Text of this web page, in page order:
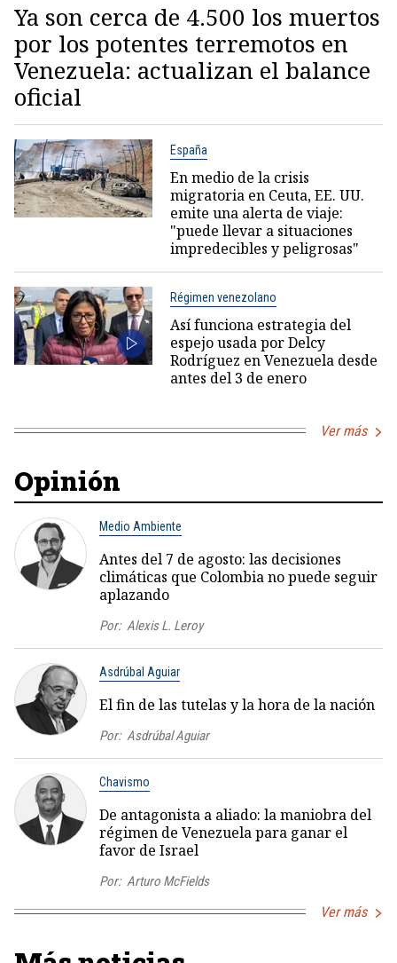
Ya son cerca de 4.500 los muertos
por los potentes terremotos en
Venezuela: actualizan el balance
oficial
España
En medio de la crisis
migratoria en Ceuta, EE. UU.
emite una alerta de viaje:
"puede llevar a situaciones
impredecibles y peligrosas"
Régimen venezolano
Así funciona estrategia del
espejo usada por Delcy
Rodríguez en Venezuela desde
antes del 3 de enero
Ver más
Opinión
Medio Ambiente
Antes del 7 de agosto: las decisiones
climáticas que Colombia no puede seguir
aplazando
Por: Alexis L. Leroy
Asdrúbal Aguiar
El fin de las tutelas y la hora de la nación
Por: Asdrúbal Aguiar
Chavismo
De antagonista a aliado: la maniobra del
régimen de Venezuela para ganar el
favor de Israel
Por: Arturo McFields
Ver más